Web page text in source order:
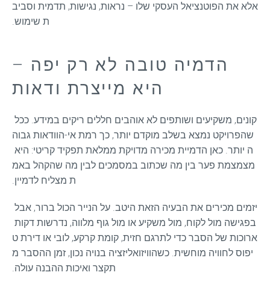
אלא את הפוטנציאל העסקי שלו – נראות, נגישות, תדמית וסביב
ת שימוש.
הדמיה טובה לא רק יפה –
היא מייצרת ודאות
שהפרויקט נמצא בשלב מוקדם יותר, כך רמת אי-הוודאות גבוה
מצמצמת פער בין מה שכתוב במסמכים לבין מה שהקהל באמ
ת מצליח לדמיין.
ארוכות של הסבר כדי לתרגם חזית, קומת קרקע, לובי או דירת ט
יפוס לחוויה מוחשית. כשהוויזואליזציה בנויה נכון, זמן ההסבר מ
תקצר ואיכות ההבנה עולה.